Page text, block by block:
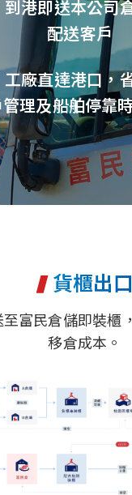
港即送本公司
配送客戶
廠直達港口，
理及船舶停靠
貨櫃出口
富民倉儲即裝櫃
移倉成本。